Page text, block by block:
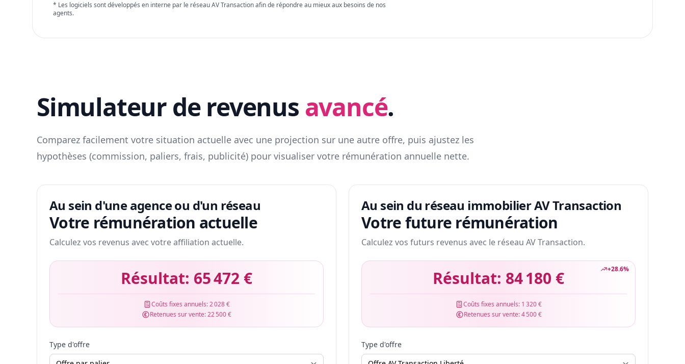
* Les logiciels sont développés en interne par le réseau AV Transaction afin de répondre au mieux aux besoins de nos
agents.
Simulateur de revenus avancé.
Comparez facilement votre situation actuelle avec une projection sur une autre offre, puis ajustez les
hypothèses (commission, paliers, frais, publicité) pour visualiser votre rémunération annuelle nette.
Au sein d'une agence ou d'un réseau
Votre rémunération actuelle
Calculez vos revenus avec votre affiliation actuelle.
Résultat: 65 472 €
Coûts fixes annuels:2 028 €
Retenues sur vente:22 500 €
Type d'offre
Au sein du réseau immobilier AV Transaction
Votre future rémunération
Calculez vos futurs revenus avec le réseau AV Transaction.
+28.6%
Résultat: 84 180 €
Coûts fixes annuels: 1 320 €
Retenues sur vente:4 500 €
Type d'offre